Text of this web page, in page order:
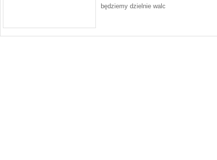
będziemy dzielnie walc